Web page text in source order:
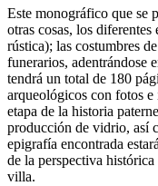
Este monográfico que se
otras cosas, los
rústica); las costumbres
funerarios, adentrándose
tendrá un total de 180
arqueológicos con fotos
etapa de la historia
producción de vidrio, así
epigrafía encontrada
de la perspectiva histórica
villa.